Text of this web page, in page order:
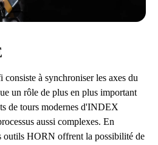
à synchroniser les axes du
un rôle de plus en plus important
de tours modernes d'INDEX
aussi complexes. En
outils HORN offrent la possibilité de